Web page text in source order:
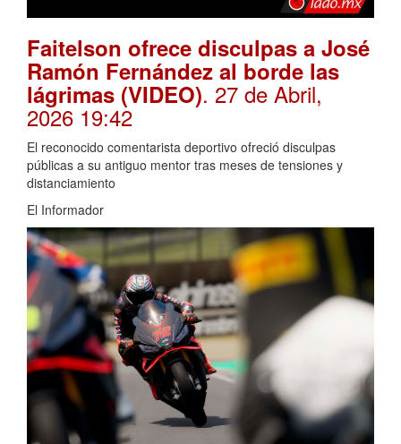
Faitelson ofrece disculpas a José
Ramón Fernández al borde las
lágrimas (VIDEO). 27 de Abril,
2026 19:42
El reconocido comentarista deportivo ofreció disculpas
públicas a su antiguo mentor tras meses de tensiones y
distanciamiento
El Informador